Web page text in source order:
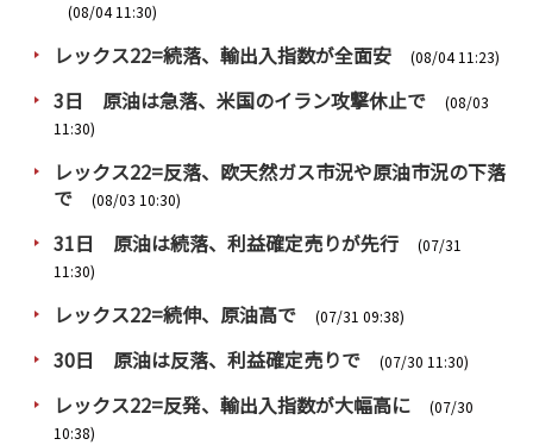
(08/04 11:30)
レックス22=続落、輸出入指数が全面安 (08/04 11:23)
3日 原油は急落、米国のイラン攻撃休止で
(08/03
11:30)
レックス22=反落、欧天然ガス市況や原油市況の下落
で
(08/03 10:30)
31日 原油は続落、利益確定売りが先行
(07/31
11:30)
レックス22=続伸、原油高で (07/31 09:38)
30日 原油は反落、利益確定売りで (07/30 11:30)
レックス22=反発、輸出入指数が大幅高に
(07/30
10:38)